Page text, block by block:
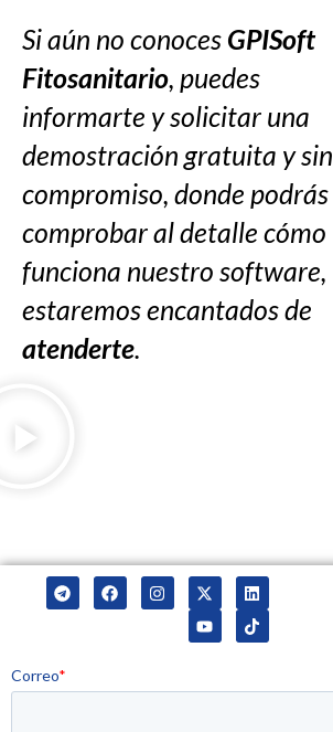
Si aún no conoces GPISoft
Fitosanitario, puedes
informarte y solicitar una
demostración gratuita y sin
compromiso, donde podrás
comprobar al detalle cómo
funciona nuestro software,
estaremos encantados de
atenderte.